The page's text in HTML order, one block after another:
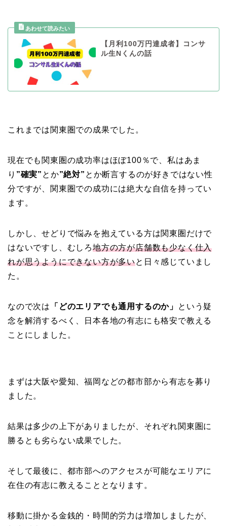
【月利100万円達成者】コンサ
ル生Nくんの話
これまでは関東圏での成果でした。
現在でも関東圏の成功率はほぼ100％で、私はあま
り ”確実” とか”絶対” とか断言するのが好きではない性
分ですが、関東圏での成功には絶大な自信を持ってい
ます。
しかし、せどりで悩みを抱えている方は関東圏だけで
はないですし、むしろ地方の方が店舗数も少なく仕入
れが思うようにできない方が多いと日々感じていまし
た。
なので次は 「どのエリアでも通用するのか」
という疑
念を解消するべく、日本各地の有志にも格安で教える
ことにしました。
まずは大阪や愛知、福岡などの都市部から有志を募り
ました。
結果は多少の上下がありましたが、それぞれ関東圏に
勝るとも劣らない成果でした。
そして最後に、都市部へのアクセスが可能なエリアに
在住の有志に教えることとなります。
移動に掛かる金銭的・時間的労力は増加しましたが、